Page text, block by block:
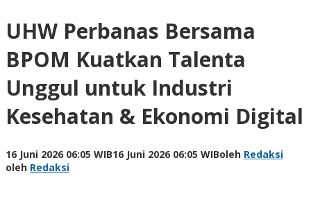
UHW Perbanas Bersama
BPOM Kuatkan Talenta
Unggul untuk Industri
Kesehatan & Ekonomi Digital
16 Juni 2026 06:05 WIB16 Juni 2026 06:05 WIBoleh Redaksi
oleh Redaksi